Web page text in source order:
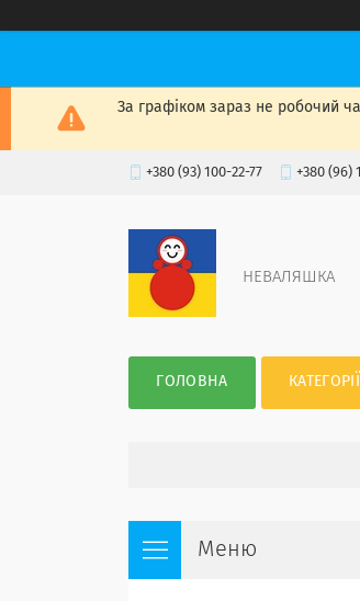
За графіком зараз не робочий
+380 (93) 100-22-77 +380 (96)
НЕВАЛЯШКА
ГОЛОВНА КАТЕГОРІЇ